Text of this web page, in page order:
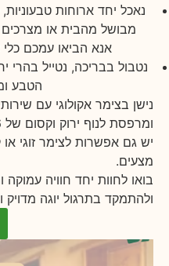
נאכל יחד ארוחות
מבושל מהבית או
אנא הביאו עמכם
נטבול בבריכה, נטייל בהרי
הטבע
נישן בצימר אקולוגי עם
ומרפסת לנוף ירוק וקסום של 4-6 משתתפים.
יש גם אפשרות לצימר זוגי
מצעים.
בואו לחוות יחד חוויה
ולהתמקד בתרגול יוגה